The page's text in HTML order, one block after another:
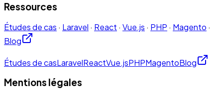
Ressources
Études de cas · Laravel · React · Vue.js · PHP · Magento ·
Blog
Études de casLaravelReactVue.jsPHPMagentoBlog
Mentions légales